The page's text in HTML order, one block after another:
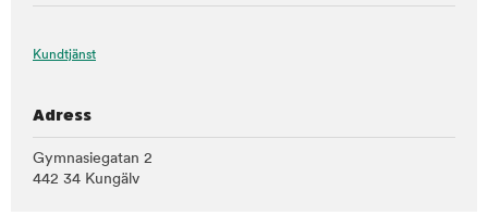
Kundtjänst
Adress
Gymnasiegatan 2
442 34 Kungälv